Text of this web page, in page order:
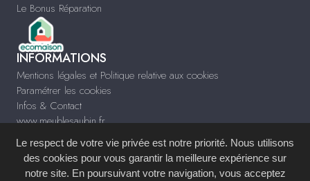
Le Bonus Réparation
INFORMATIONS
Mentions légales et Politique relative aux cookies
Paramétrer les cookies
Infos & Contact
www.meublesaubin.fr
Le respect de votre vie privée est notre priorité. Nous utilisons
des cookies pour vous garantir la meilleure expérience sur
notre site. En poursuivant votre navigation, vous acceptez